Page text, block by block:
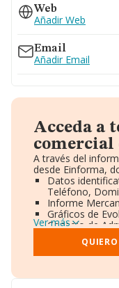
Web
Añadir Web
Email
Añadir Email
Acceda a
comercial
A través del
desde Einforma,
Datos
Teléfono,
Informe
Gráficos de
Consejo de
Directivos y
Accionistas.
Participaciones
Información
Ver más